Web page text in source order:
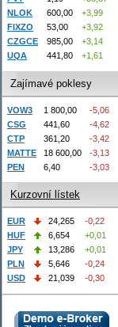
NLOK
600,00
+3,99
FIXZO
53,00
+3,92
CZGCE
985,00
+3,14
UQA
441,80 +1,61
Zajímavé poklesy
VOW3 1 800,00
-5,06
CSG
441,60
-4,62
CTP
361,20
-3,42
MATTE
18 600,00
-3,13
PEN
6,40 -3,03
Kurzovní lístek
EUR 24,265
-0,22
HUF
6,654
+0,01
JPY
13,286
+0,01
PLN
5,646
-0,24
USD
21,039 -0,30